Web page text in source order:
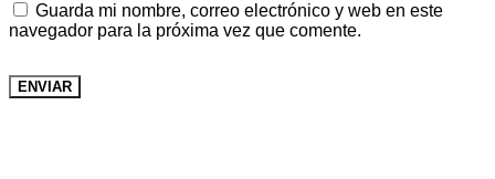
Guarda mi nombre, correo electrónico y web en este
navegador para la próxima vez que comente.